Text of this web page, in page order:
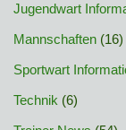
Jugendwart
Mannschaften (16)
Sportwart
Technik (6)